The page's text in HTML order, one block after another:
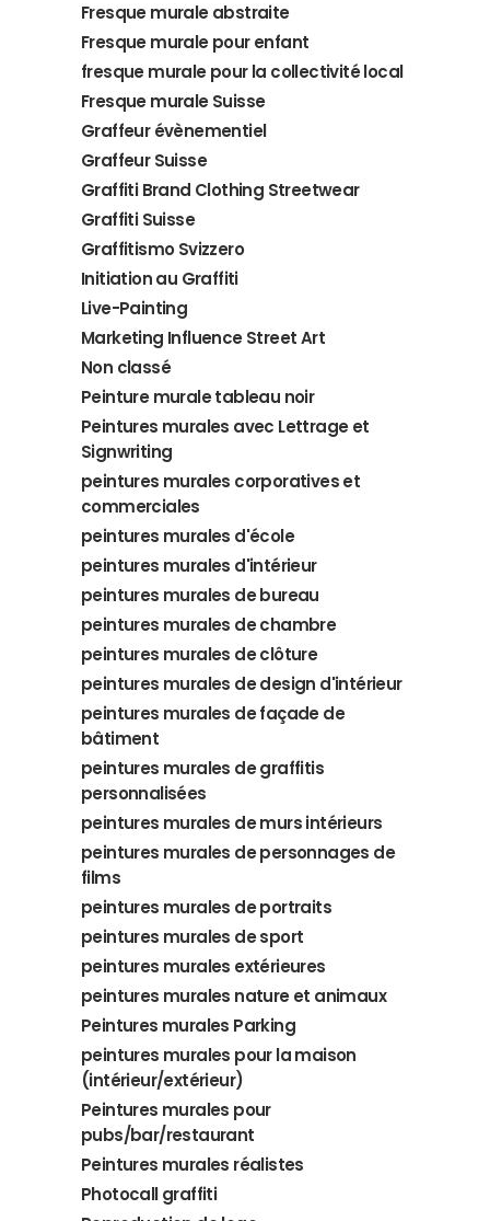
Fresque murale abstraite
Fresque murale pour enfant
fresque murale pour la collectivité local
Fresque murale Suisse
Graffeur évènementiel
Graffeur Suisse
Graffiti Brand Clothing Streetwear
Graffiti Suisse
Graffitismo Svizzero
Initiation au Graffiti
Live-Painting
Marketing Influence Street Art
Non classé
Peinture murale tableau noir
Peintures murales avec Lettrage et
Signwriting
peintures murales corporatives et
commerciales
peintures murales d'école
peintures murales d'intérieur
peintures murales de bureau
peintures murales de chambre
peintures murales de clôture
peintures murales de design d'intérieur
peintures murales de façade de
bâtiment
peintures murales de graffitis
personnalisées
peintures murales de murs intérieurs
peintures murales de personnages de
films
peintures murales de portraits
peintures murales de sport
peintures murales extérieures
peintures murales nature et animaux
Peintures murales Parking
peintures murales pour la maison
(intérieur/extérieur)
Peintures murales pour
pubs/bar/restaurant
Peintures murales réalistes
Photocall graffiti